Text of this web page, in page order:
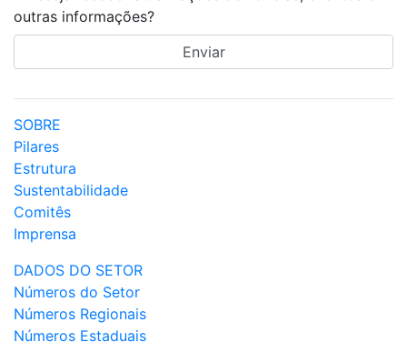
outras informações?
SOBRE
Pilares
Estrutura
Sustentabilidade
Comitês
Imprensa
DADOS DO SETOR
Números do Setor
Números Regionais
Números Estaduais